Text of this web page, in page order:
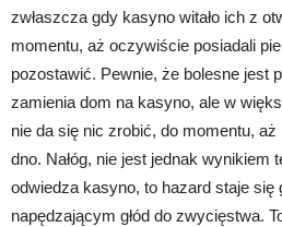
zwłaszcza gdy kasyno witało ich z
momentu, aż oczywiście posiadali
pozostawić. Pewnie, że bolesne jest
zamienia dom na kasyno, ale w
nie da się nic zrobić, do momentu,
dno. Nałóg, nie jest jednak wynikiem
odwiedza kasyno, to hazard staje się
napędzającym głód do zwycięstwa.